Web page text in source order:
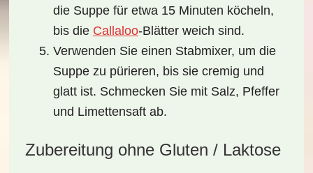
die Suppe für etwa 15 Minuten köcheln,
bis die Callaloo-Blätter weich sind.
Verwenden Sie einen Stabmixer, um die
Suppe zu pürieren, bis sie cremig und
glatt ist. Schmecken Sie mit Salz, Pfeffer
und Limettensaft ab.
Zubereitung ohne Gluten / Laktose